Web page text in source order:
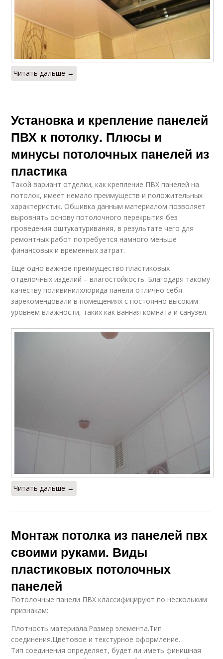
Читать дальше →
Установка и крепление панелей
ПВХ к потолку. Плюсы и
минусы потолочных панелей из
пластика
Такой вариант отделки, как крепление ПВХ панелей на
потолок, имеет немало преимуществ и положительных
характеристик. Обшивка данным материалом позволяет
выровнять основу потолочного перекрытия без
проведения оштукатуривания, в результате чего для
ремонтных работ потребуется намного меньше
финансовых и временных затрат.
Еще одно важное преимущество пластиковых
отделочных изделий – влагостойкость. Благодаря такому
качеству поливинилхлорида панели отлично себя
зарекомендовали в помещениях с постоянно высоким
уровнем влажности, таких как ванная комната и санузел.
Читать дальше →
Монтаж потолка из панелей пвх
своими руками. Виды
пластиковых потолочных
панелей
Потолочные панели ПВХ классифицируют по нескольким
признакам:
Плотность материала.Размер элемента.Тип
соединения.Цветовое и текстурное оформление.
Тип соединения определяет, будет ли иметь финишная